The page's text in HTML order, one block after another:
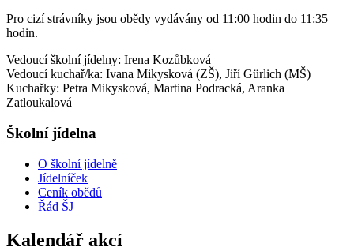
Pro cizí strávníky jsou obědy vydávány od 11:00 hodin do 11:35
hodin.
Vedoucí školní jídelny: Irena Kozůbková
Vedoucí kuchař/ka: Ivana Mikysková (ZŠ), Jiří Gürlich (MŠ)
Kuchařky: Petra Mikysková, Martina Podracká, Aranka
Zatloukalová
Školní jídelna
O školní jídelně
Jídelníček
Ceník obědů
Řád ŠJ
Kalendář akcí